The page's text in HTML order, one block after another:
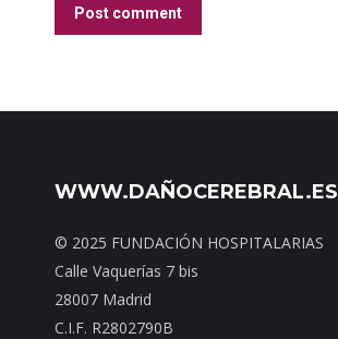
Post comment
WWW.DAÑOCEREBRAL.ES
© 2025 FUNDACIÓN HOSPITALARIAS
Calle Vaquerías 7 bis
28007 Madrid
C.I.F. R2802790B